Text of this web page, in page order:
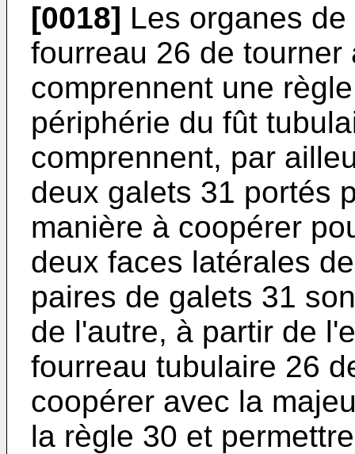
[0018] Les organes
fourreau 26 de
comprennent une
périphérie du fût
comprennent, par
deux galets 31 portés
manière à coopérer
deux faces latérales
paires de galets 31
de l'autre, à partir de
fourreau tubulaire 26
coopérer avec la
la règle 30 et